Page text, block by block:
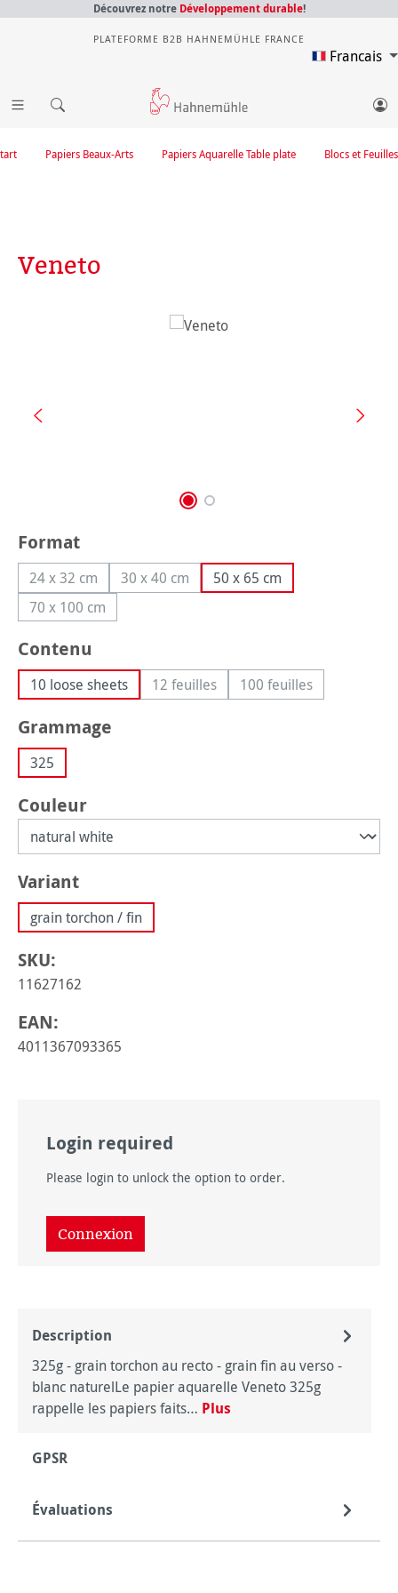
Découvrez notre Développement durable!
PLATEFORME B2B HAHNEMÜHLE FRANCE
Francais
Blocs et Feuilles
Papiers Aquarelle Table plate
Papiers Beaux-Arts
Veneto
Ignorer la galerie d'images
Sélectionnez
Format
24 x 32 cm(Cette option n'est pas disponible pour le moment.)
30 x 40 cm(Cette option n'est pas disponible pour le
50 x 65 cm
70 x 100 cm(Cette option n'est pas disponible pour le moment.)
Sélectionnez
Contenu
10 loose sheets 12 feuilles(Cette option n'est pas disponible
100 feuilles(Cette option n'est
Sélectionnez
Grammage
325
Sélectionnez
Couleur
Sélectionnez
Variant
grain torchon / fin
SKU:
11627162
EAN:
4011367093365
Login required
Please login to unlock the option to order.
Connexion
Description
325g - grain torchon au recto - grain fin au verso -
blanc naturelLe papier aquarelle Veneto 325g
rappelle les papiers faits… Plus
GPSR
Évaluations